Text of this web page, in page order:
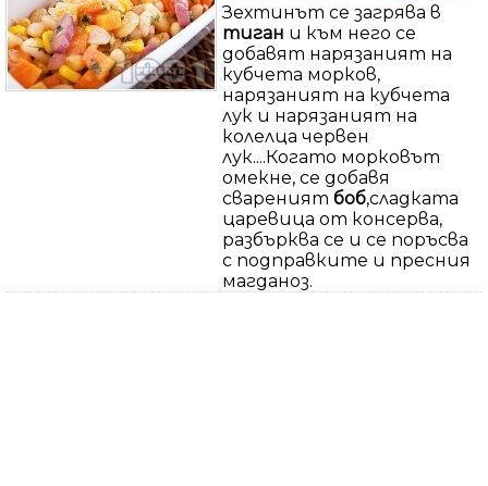
Зехтинът се загрява в
тиган и към него се
добавят нарязаният на
кубчета морков,
нарязаният на кубчета
лук и нарязаният на
колелца червен
лук....Когато морковът
омекне, се добавя
свареният боб,сладката
царевица от консерва,
разбърква се и се поръсва
с подправките и пресния
магданоз.